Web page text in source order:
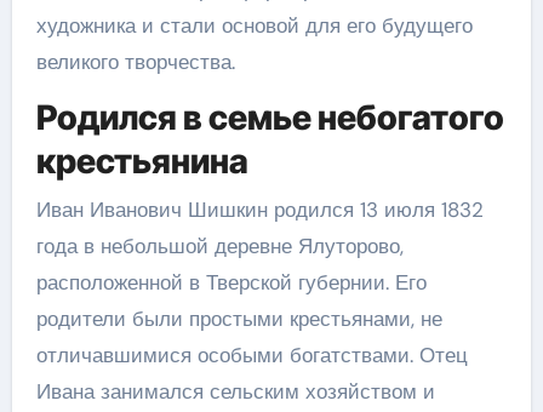
художника и стали основой для его будущего
великого творчества.
Родился в семье небогатого
крестьянина
Иван Иванович Шишкин родился 13 июля 1832
года в небольшой деревне Ялуторово,
расположенной в Тверской губернии. Его
родители были простыми крестьянами, не
отличавшимися особыми богатствами. Отец
Ивана занимался сельским хозяйством и